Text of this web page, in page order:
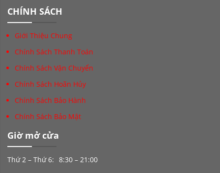
CHÍNH SÁCH
Giới Thiệu Chung
Chính Sách Thanh Toán
Chính Sách Vận Chuyển
Chính Sách Hoãn Hủy
Chính Sách Bảo Hành
Chính Sách Bảo Mật
Giờ mở cửa
Thứ 2 – Thứ 6: 8:30 – 21:00